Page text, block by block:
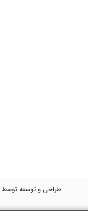
طراحی و توسعه توسط